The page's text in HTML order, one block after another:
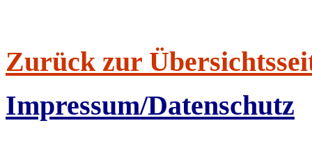
Zurück zur
Impressum/Datenschutz